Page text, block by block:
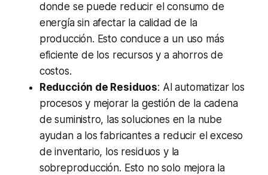
donde se puede reducir el consumo de
energía sin afectar la calidad de la
producción. Esto conduce a un uso más
eficiente de los recursos y a ahorros de
costos.
Reducción de Residuos: Al automatizar los
procesos y mejorar la gestión de la cadena
de suministro, las soluciones en la nube
ayudan a los fabricantes a reducir el exceso
de inventario, los residuos y la
sobreproducción. Esto no solo mejora la